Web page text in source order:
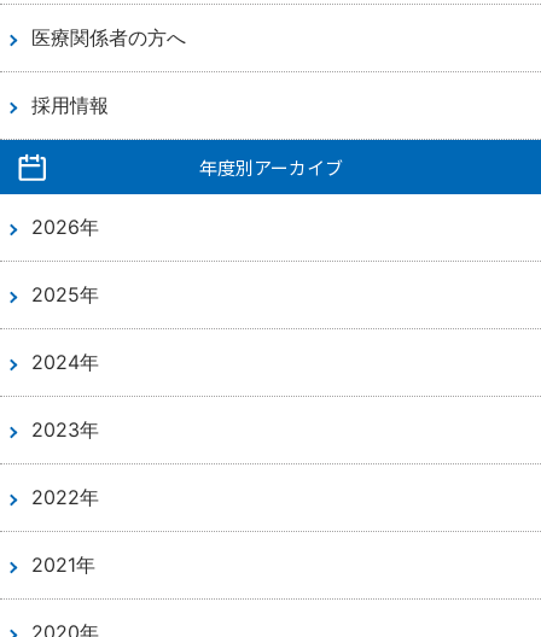
交通アクセス
予約専用電話番号
TEL.0120-87-0062
TEL.0120-87-0079
代表番号
診療日 月曜日～土曜日
8：30～11：30／13：30～16：30
医療関係者の方へ
採用情報
年度別アーカイブ
2026年
2025年
2024年
2023年
2022年
2021年
2020年